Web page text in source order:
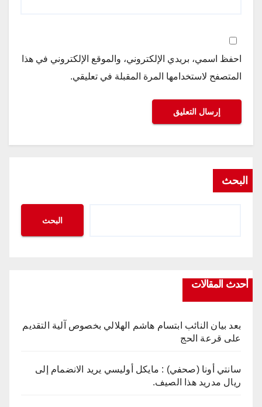
احفظ اسمي، بريدي الإلكتروني، والموقع الإلكتروني في هذا
المتصفح لاستخدامها المرة المقبلة في تعليقي.
البحث
البحث
أحدث المقالات
بعد بيان النائب ابتسام هاشم الهلالي بخصوص آلية التقديم
على قرعة الحج
سانتي أونا (صحفي) : مايكل أوليسي يريد الانضمام إلى
ريال مدريد هذا الصيف.